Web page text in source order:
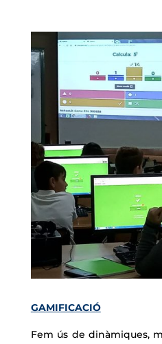
GAMIFICACIÓ
Fem ús de dinàmiques,